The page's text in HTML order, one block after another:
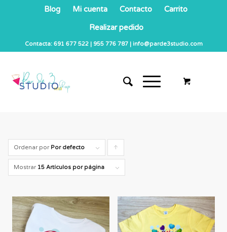
Blog Mi cuenta Contacto
Carrito
Realizar pedido
Contacta: 691 677 522 | 955 776 787 | info@parde3studio.com
Ordenar por Por defecto
cupones
de
Mostrar 15 Artículos por página